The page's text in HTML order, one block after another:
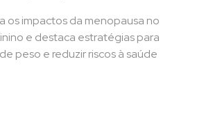
os impactos da menopausa no
e destaca estratégias para
peso e reduzir riscos à saúde